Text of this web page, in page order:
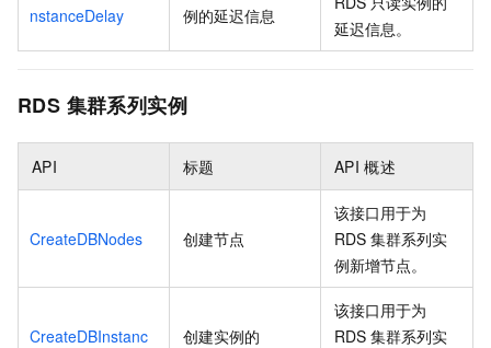
nstanceDelay
例的延迟信息
延迟信息。
RDS 集群系列实例
API 标题 API 概述
CreateDBNodes 创建节点
该接口用于为
RDS 集群系列实
例新增节点。
CreateDBInstanc
创建实例的
该接口用于为
RDS 集群系列实